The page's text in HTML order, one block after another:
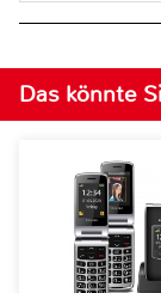
Das könnte